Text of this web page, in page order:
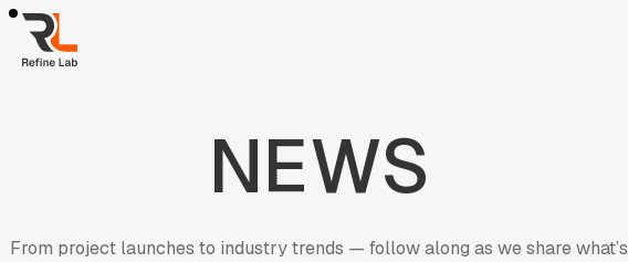
跳
主
01 Work
Work熱門精選
02Solution
AI智能客服 產業經驗及ESG 網站開發與管理
NEWS
From project launches to industry trends — follow along as we share what’s